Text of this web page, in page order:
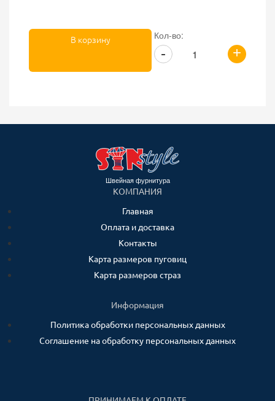
Кол-во:
+
-
В корзину
Швейная фурнитура
КОМПАНИЯ
Главная
Оплата и доставка
Контакты
Карта размеров пуговиц
Карта размеров страз
Информация
Политика обработки персональных данных
Соглашение на обработку персональных данных